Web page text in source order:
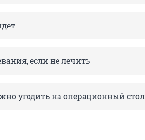
если не лечить
угодить на операционный стол